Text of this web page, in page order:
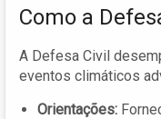
Como a
A Defesa Civil
eventos climáticos
Orientações: